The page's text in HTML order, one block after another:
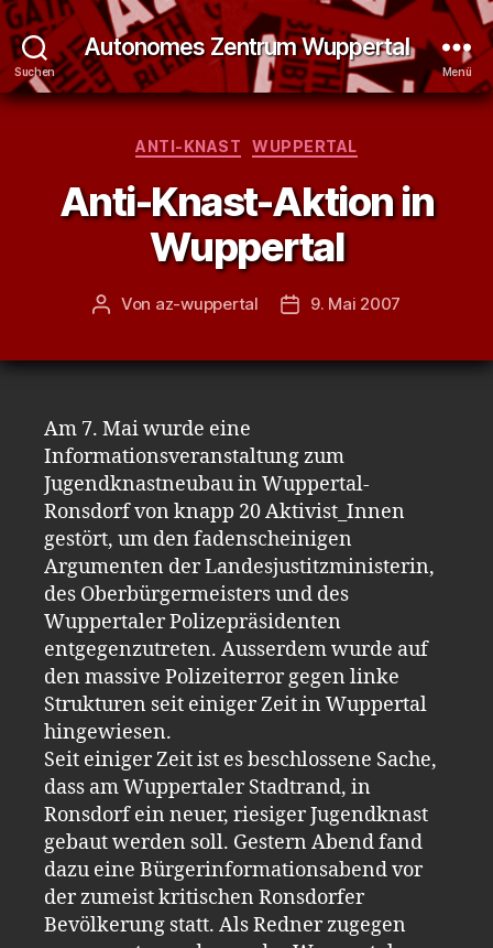
Suchen
Autonomes Zentrum Wuppertal
Menü
Kategorien
ANTI-KNAST WUPPERTAL
Anti-Knast-Aktion in
Wuppertal
Beitragsautor
Von az-wuppertal Veröffentlichungsdatum
9. Mai 2007
Am 7. Mai wurde eine
Informationsveranstaltung zum
Jugendknastneubau in Wuppertal-
Ronsdorf von knapp 20 Aktivist_Innen
gestört, um den fadenscheinigen
Argumenten der Landesjustitzministerin,
des Oberbürgermeisters und des
Wuppertaler Polizepräsidenten
entgegenzutreten. Ausserdem wurde auf
den massive Polizeiterror gegen linke
Strukturen seit einiger Zeit in Wuppertal
hingewiesen.
Seit einiger Zeit ist es beschlossene Sache,
dass am Wuppertaler Stadtrand, in
Ronsdorf ein neuer, riesiger Jugendknast
gebaut werden soll. Gestern Abend fand
dazu eine Bürgerinformationsabend vor
der zumeist kritischen Ronsdorfer
Bevölkerung statt. Als Redner zugegen